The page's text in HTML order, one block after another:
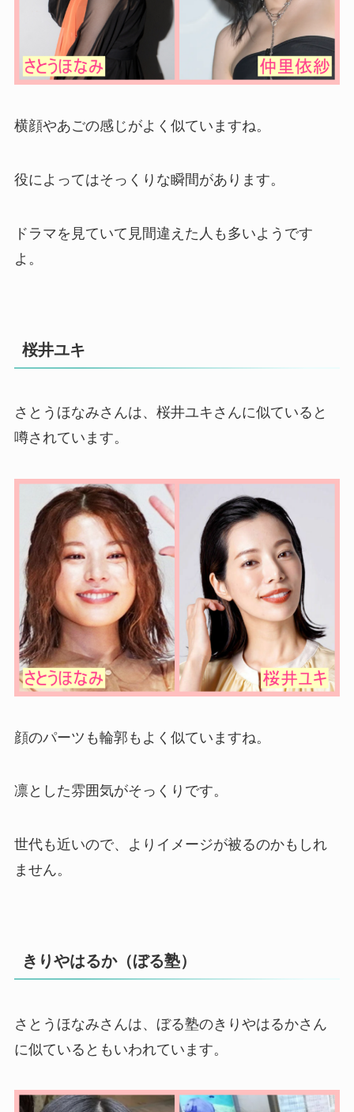
横顔やあごの感じがよく似ていますね。
役によってはそっくりな瞬間があります。
ドラマを見ていて見間違えた人も多いようです
よ。
桜井ユキ
さとうほなみさんは、桜井ユキさんに似ていると
噂されています。
顔のパーツも輪郭もよく似ていますね。
凛とした雰囲気がそっくりです。
世代も近いので、よりイメージが被るのかもしれ
ません。
きりやはるか（ぼる塾）
さとうほなみさんは、ぼる塾のきりやはるかさん
に似ているともいわれています。